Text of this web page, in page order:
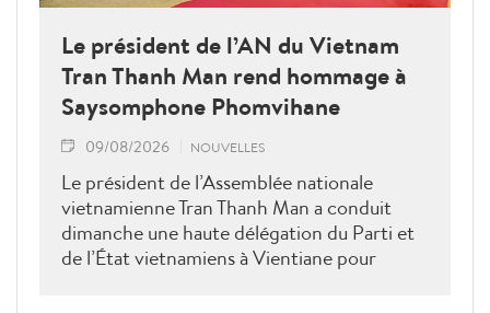
Le président de l’AN du Vietnam
Tran Thanh Man rend hommage à
Saysomphone Phomvihane
09/08/2026 NOUVELLES
Le président de l’Assemblée nationale
vietnamienne Tran Thanh Man a conduit
dimanche une haute délégation du Parti et
de l’État vietnamiens à Vientiane pour